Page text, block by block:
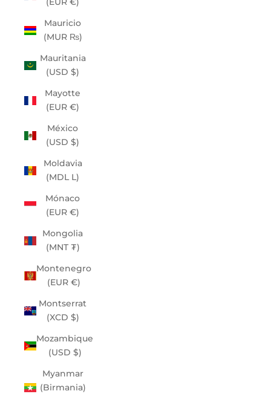
Mauricio
(MUR ₨)
Mauritania
(USD $)
Mayotte
(EUR €)
México
(USD $)
Moldavia
(MDL L)
Mónaco
(EUR €)
Mongolia
(MNT ₮)
Montenegro
(EUR €)
Montserrat
(XCD $)
Mozambique
(USD $)
Myanmar
(Birmania)